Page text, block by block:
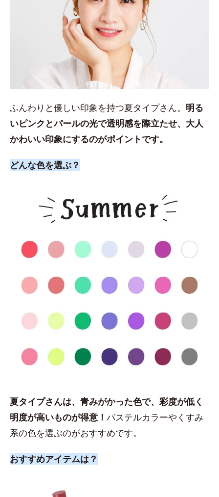
ふんわりと優しい印象を持つ夏タイプさん。 明る
いピンクとパールの光で透明感を際立たせ、大人
かわいい印象にするのがポイントです。
どんな色を選ぶ？
夏タイプさんは、青みがかった色で、彩度が低く
明度が高いものが得意！ パステルカラーやくすみ
系の色を選ぶのがおすすめです。
おすすめアイテムは？